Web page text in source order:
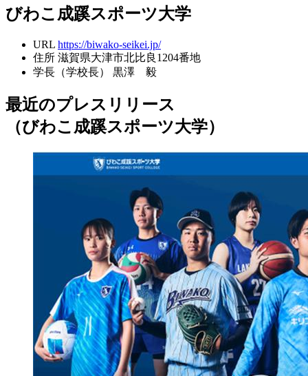
びわこ成蹊スポーツ大学
URL https://biwako-seikei.jp/
住所 滋賀県大津市北比良1204番地
学長（学校長）
黒澤 毅
最近のプレスリリース
（びわこ成蹊スポーツ大学）